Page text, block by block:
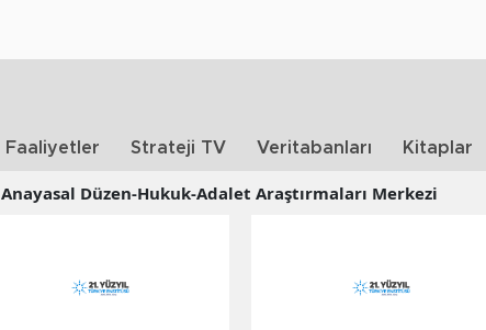
Faaliyetler Strateji TV Veritabanları Kitaplar
Anayasal Düzen-Hukuk-Adalet Araştırmaları Merkezi